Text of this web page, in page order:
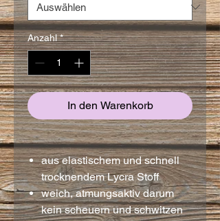
Anzahl *
In den Warenkorb
aus elastischem und schnell
trocknendem Lycra Stoff
weich, atmungsaktiv darum
kein scheuern und schwitzen